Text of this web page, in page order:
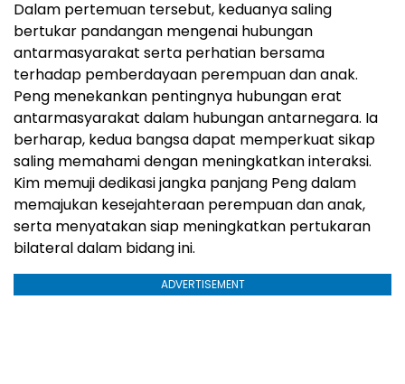
Dalam pertemuan tersebut, keduanya saling
bertukar pandangan mengenai hubungan
antarmasyarakat serta perhatian bersama
terhadap pemberdayaan perempuan dan anak.
Peng menekankan pentingnya hubungan erat
antarmasyarakat dalam hubungan antarnegara. Ia
berharap, kedua bangsa dapat memperkuat sikap
saling memahami dengan meningkatkan interaksi.
Kim memuji dedikasi jangka panjang Peng dalam
memajukan kesejahteraan perempuan dan anak,
serta menyatakan siap meningkatkan pertukaran
bilateral dalam bidang ini.
ADVERTISEMENT